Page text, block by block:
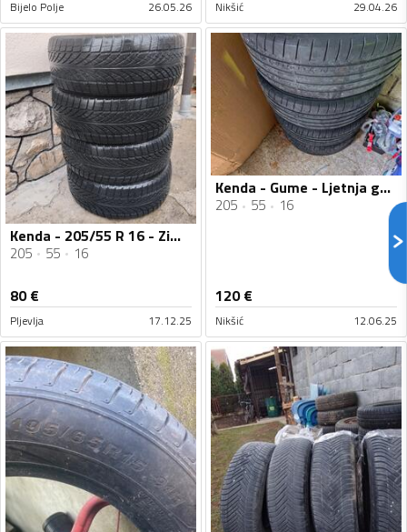
Bijelo Polje 26.05.26 Nikšić 29.04.26
Kenda - 205/55 R 16 - Zimska guma
205 55 16
80€
Pljevlja 17.12.25
Kenda - Gume - Ljetnja guma
205 55 16
120€
Nikšić 12.06.25